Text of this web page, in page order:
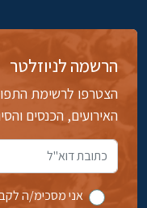
הרשמה לניוזלטר
הצטרפו לרשימת
האירועים, הכנסים
אני מסכימ/ה